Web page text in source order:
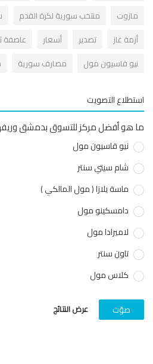
منتخب سورية لكرة القدم
سعر
غاز
تصدير أسعار عاصفة ثلجية
قاسيون مول
مصارف سورية
التصويت
أفضل مركز للتسوق بدمشق وريفها
نيو قاسيون مول
شام سيتي سنتر
ماسة يلازا ( مول المالكي )
دامسكينو مول
لاميرادا مول
تاون سنتر
كلاس مول
عرض النتائج